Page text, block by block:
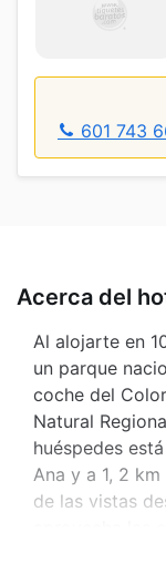
601 743
Acerca del
Al alojarte en
un parque
coche del
Natural
huéspedes
Ana y a 1, 2
de las vistas